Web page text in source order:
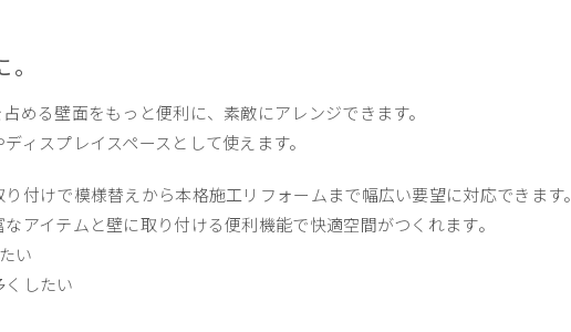
める壁面をもっと便利に、素敵にアレンジできます。
ィスプレイスペースとして使えます。
付けで模様替えから本格施工リフォームまで幅広い要望に対応できます。
アイテムと壁に取り付ける便利機能で快適空間がつくれます。
い
くしたい